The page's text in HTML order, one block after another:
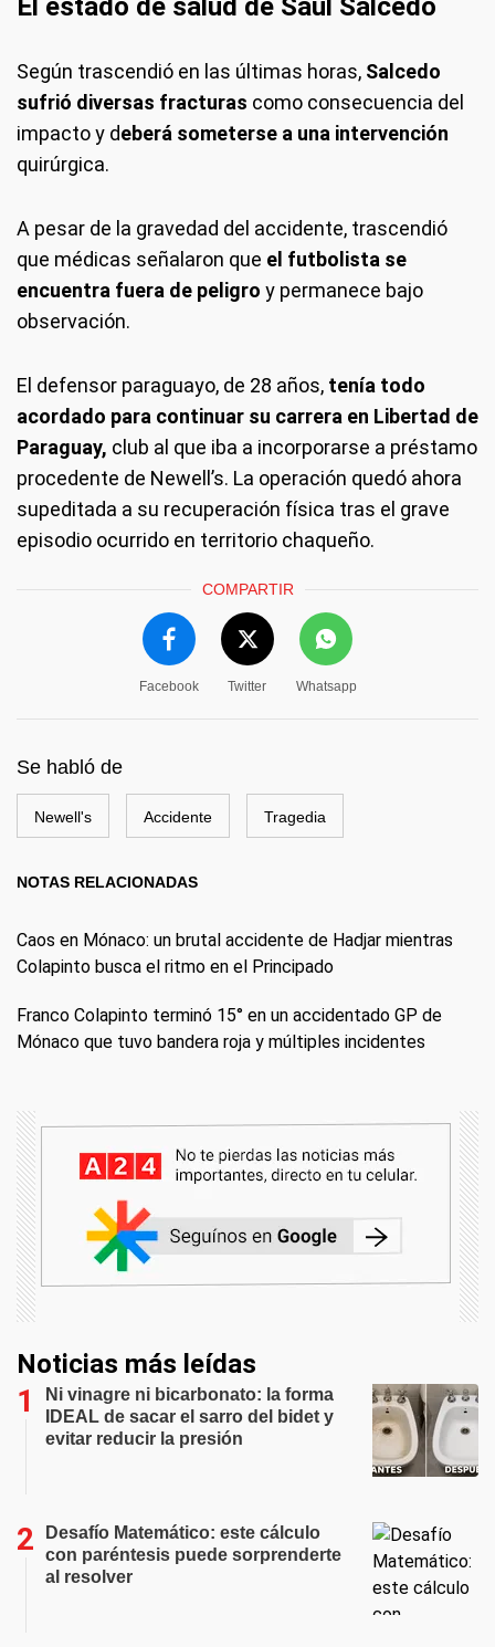
El estado de salud de Saúl Salcedo
Según trascendió en las últimas horas, Salcedo
sufrió diversas fracturas como consecuencia del
impacto y deberá someterse a una intervención
quirúrgica.
A pesar de la gravedad del accidente, trascendió
que médicas señalaron que el futbolista se
encuentra fuera de peligro y permanece bajo
observación.
El defensor paraguayo, de 28 años, tenía todo
acordado para continuar su carrera en Libertad de
Paraguay, club al que iba a incorporarse a préstamo
procedente de Newell’s. La operación quedó ahora
supeditada a su recuperación física tras el grave
episodio ocurrido en territorio chaqueño.
COMPARTIR
Facebook Twitter Whatsapp
Se habló de
Newell's Accidente Tragedia
NOTAS RELACIONADAS
Caos en Mónaco: un brutal accidente de Hadjar mientras
Colapinto busca el ritmo en el Principado
Franco Colapinto terminó 15° en un accidentado GP de
Mónaco que tuvo bandera roja y múltiples incidentes
Noticias más leídas
Ni vinagre ni bicarbonato: la forma
IDEAL de sacar el sarro del bidet y
evitar reducir la presión
Desafío Matemático: este cálculo
con paréntesis puede sorprenderte
al resolver